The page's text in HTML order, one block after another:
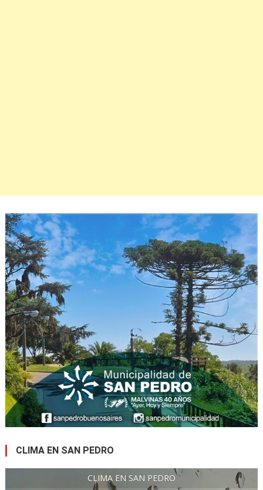
CLIMA EN SAN PEDRO
CLIMA EN SAN PEDRO